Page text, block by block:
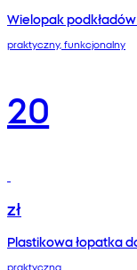
Wielopak
praktyczny, funkcjonalny
20
zł
Plastikowa łopatka
praktyczna